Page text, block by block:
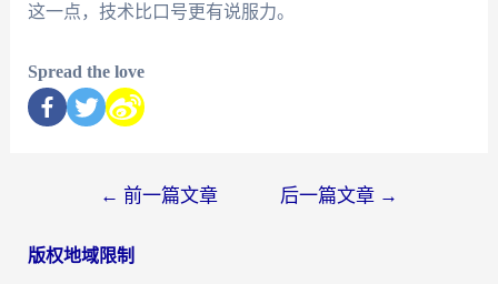
这一点，技术比口号更有说服力。
Spread the love
← 前一篇文章 后一篇文章 →
版权地域限制